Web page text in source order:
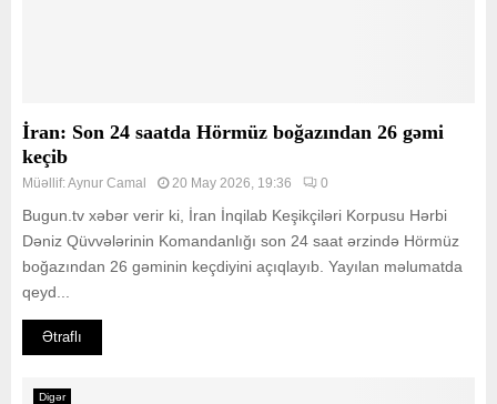
İran: Son 24 saatda Hörmüz boğazından 26 gəmi
keçib
Müəllif:Aynur Camal 20 May 2026, 19:36 0
Bugun.tv xəbər verir ki, İran İnqilab Keşikçiləri Korpusu Hərbi
Dəniz Qüvvələrinin Komandanlığı son 24 saat ərzində Hörmüz
boğazından 26 gəminin keçdiyini açıqlayıb. Yayılan məlumatda
qeyd...
Ətraflı
Digər